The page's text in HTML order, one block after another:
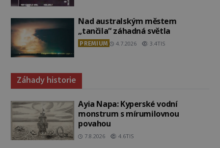
Nad australským městem
„tančila“ záhadná světla
PREMIUM 4.7.2026 3.4TIS
Záhady historie
Ayia Napa: Kyperské vodní
monstrum s mírumilovnou
povahou
7.8.2026 4.6TIS